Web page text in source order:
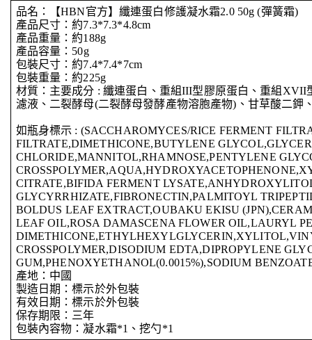
品名：【HBN官方】纖連蛋白修護凝水霜2.0 50g (彈簧霜)
產品尺寸：約7.3*7.3*4.8cm
產品重量：約188g
產品容量：50g
包裝尺寸：約7.4*7.4*7cm
包裝重量：約225g
材質：主要成分 : 纖連蛋白、重組III型膠原蛋白、重組
濾液、二裂酵母(二裂酵母發酵產物溶胞產物)、甘草酸二鉀
如瓶身標示 : (SACCHAROMYCES/RICE FERMENT
FILTRATE,DIMETHICONE,BUTYLENE
CHLORIDE,MANNITOL,RHAMNOSE,PENTYLENE
CITRATE,BIFIDA FERMENT
GLYCYRRHIZATE,FIBRONECTIN,PALMITOYL
BOLDUS LEAF EXTRACT,OUBAKU EKISU
LEAF OIL,ROSA DAMASCENA FLOWER OIL,LAURYL
CROSSPOLYMER,DISODIUM EDTA,DIPROPYLENE
GUM,PHENOXYETHANOL(0.0015%),SODIUM
產地：中國
製造日期：標示於外包裝
有效日期：標示於外包裝
保存期限：三年
包裝內容物：凝水霜*1、挖勺*1